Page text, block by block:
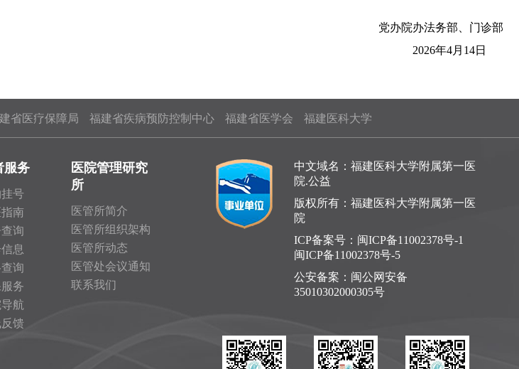
党办院办法务部、门诊部
2026年4月14日
省医疗保障局 福建省疾病预防控制中心 福建省医学会 福建医科大学
服务
号
南
询
息
询
务
航
馈
医院管理研究
所
医管所简介
医管所组织架构
医管所动态
医管处会议通知
联系我们
中文域名：福建医科大学附属第一医
院.公益
版权所有：福建医科大学附属第一医
院
ICP备案号： 闽ICP备11002378号-1
闽ICP备11002378号-5
公安备案： 闽公网安备
35010302000305号